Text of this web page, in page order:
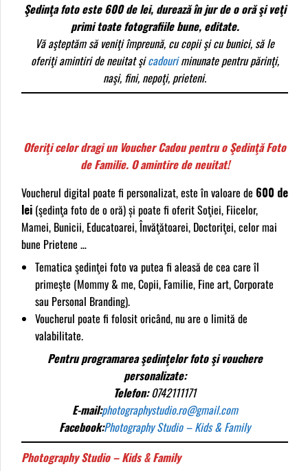
Şedinţa foto este 600 de lei, durează în jur de o oră şi veţi
primi toate fotografiile bune, editate.
Vă aşteptăm să veniţi împreună, cu copii şi cu bunici, să le
oferiţi amintiri de neuitat şicadouriminunate pentru părinţi,
naşi, fini, nepoţi, prieteni.
Oferiţi celor dragi un Voucher Cadou pentru o Şedinţă Foto
de Familie. O amintire de neuitat!
Voucherul digital poate fi personalizat, este în valoare de 600 de
lei (şedinţa foto de o oră) și poate fi oferit Soţiei, Fiicelor,
Mamei, Bunicii, Educatoarei, Învăţătoarei, Doctoriţei, celor mai
bune Prietene …
Tematica şedinţei foto va putea fi aleasă de cea care îl
primeşte (Mommy & me, Copii, Familie, Fine art, Corporate
sau Personal Branding).
Voucherul poate fi folosit oricând, nu are o limită de
valabilitate.
Pentru programarea şedinţelor foto şi vouchere
personalizate:
Telefon:0742111171
E-mail:photographystudio.ro@gmail.com
Facebook:Photography Studio – Kids & Family
Photography Studio – Kids & Family